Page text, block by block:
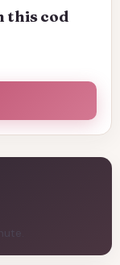
this cod